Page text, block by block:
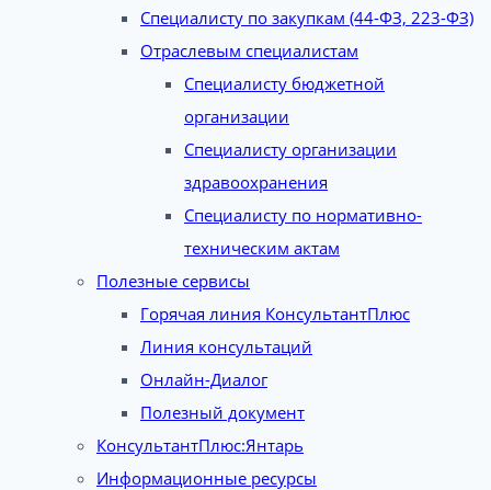
Специалисту по закупкам (44-ФЗ, 223-ФЗ)
Отраслевым специалистам
Специалисту бюджетной
организации
Специалисту организации
здравоохранения
Специалисту по нормативно-
техническим актам
Полезные сервисы
Горячая линия КонсультантПлюс
Линия консультаций
Онлайн-Диалог
Полезный документ
КонсультантПлюс:Янтарь
Информационные ресурсы